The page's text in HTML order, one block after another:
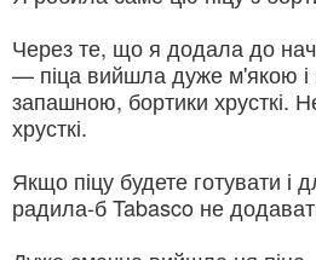
Через те, що я додала до
— ​​піца вийшла дуже м'якою і
запашною, бортики хрусткі.
хрусткі.
Якщо піцу будете готувати і
радила-б Tabasco не